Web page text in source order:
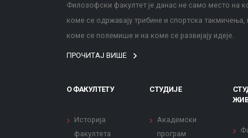
Филозофски факултет је данас не само место на
коме се одржавају трибине и спортска
коме се полемише и на коме се развијају идеје.
ПРОЧИТАЈ ВИШЕ
О ФАКУЛТЕТУ
Историја
факултета
СТУДИЈЕ
Академски
програм